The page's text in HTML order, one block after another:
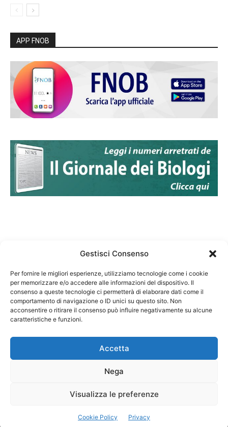
Gestisci Consenso
Per fornire le migliori esperienze, utilizziamo tecnologie come i cookie
per memorizzare e/o accedere alle informazioni del dispositivo. Il
consenso a queste tecnologie ci permetterà di elaborare dati come il
comportamento di navigazione o ID unici su questo sito. Non
acconsentire o ritirare il consenso può influire negativamente su alcune
caratteristiche e funzioni.
Accetta
Nega
Visualizza le preferenze
Cookie Policy Privacy
APP FNOB
Federazione Nazionale Degli Ordini dei Biologi:
codice fiscale 80069130583
Responsabile sito internet www.fnob.it:
Privacy Policy Cookie Policy
Rights Reserved.